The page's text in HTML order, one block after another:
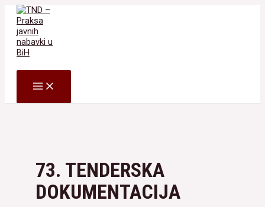
Skip
content
MAIN
MENU
73. TENDERSKA
DOKUMENTACIJA